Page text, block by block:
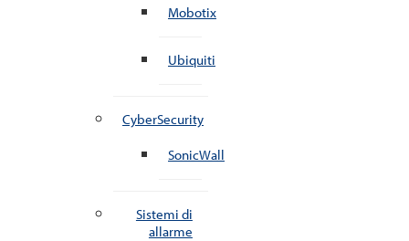
Mobotix
Ubiquiti
CyberSecurity
SonicWall
Sistemi di
allarme